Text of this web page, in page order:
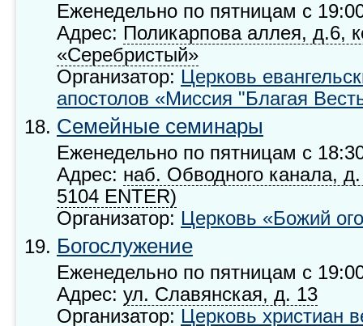
Еженедельно по пятницам с
Адрес: Поликарпова аллея, д.6,
«Серебристый»
Организатор: Церковь
апостолов «Миссия "Благая
Семейные семинары
Еженедельно по пятницам с
Адрес: наб. Обводного канала,
5104 ENTER)
Организатор: Церковь «Божий
Богослужение
Еженедельно по пятницам с
Адрес: ул. Славянская, д. 13
Организатор: Церковь христиан